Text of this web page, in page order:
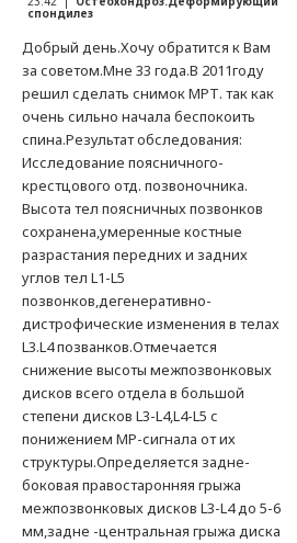
спондилез
Добрый день.Хочу обратится к Вам
за советом.Мне 33 года.В 2011году
решил сделать снимок МРТ. так как
очень сильно начала беспокоить
спина.Результат обследования:
Исследование поясничного-
крестцового отд. позвоночника.
Высота тел поясничных позвонков
сохранена,умеренные костные
разрастания передних и задних
углов тел L1-L5
позвонков,дегенеративно-
дистрофические изменения в телах
L3.L4 позванков.Отмечается
снижение высоты межпозвонковых
дисков всего отдела в большой
степени дисков L3-L4,L4-L5 с
понижением МР-сигнала от их
структуры.Определяется задне-
боковая правостаронняя грыжа
межпозвонковых дисков L3-L4 до 5-6
мм,задне -центральная грыжа диска